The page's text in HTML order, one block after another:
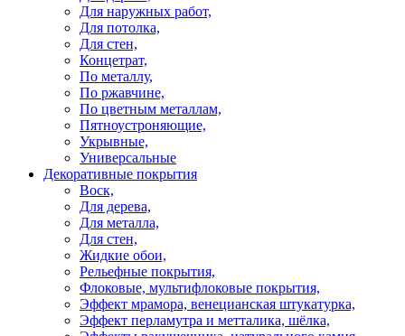
Для наружных работ,
Для потолка,
Для стен,
Концетрат,
По металлу,
По ржавчине,
По цветным металлам,
Пятноустроняющие,
Укрывные,
Универсальные
Декоративные покрытия
Воск,
Для дерева,
Для металла,
Для стен,
Жидкие обои,
Рельефные покрытия,
Флоковые, мультифлоковые покрытия,
Эффект мрамора, венецианская штукатурка,
Эффект перламутра и метталика, шёлка,